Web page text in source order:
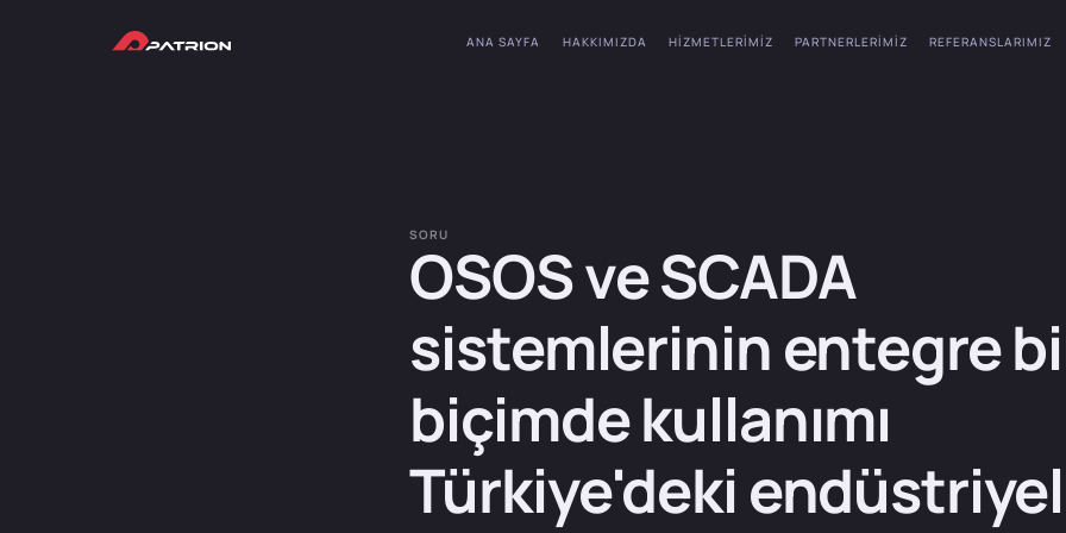
ANA SAYFA HAKKIMIZDA HIZMETLERIMIZ PARTNERLERIMIZ REFERANSLARIMIZ
SORU
OSOS ve SCADA
sistemlerinin entegre
biçimde kullanımı
Türkiye'deki endüstriyel